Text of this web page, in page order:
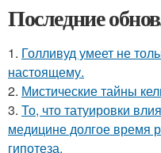
Последние
1. Голливуд умеет не
настоящему.
2. Мистические тайны
3. То, что татуировки
медицине долгое время
гипотеза.